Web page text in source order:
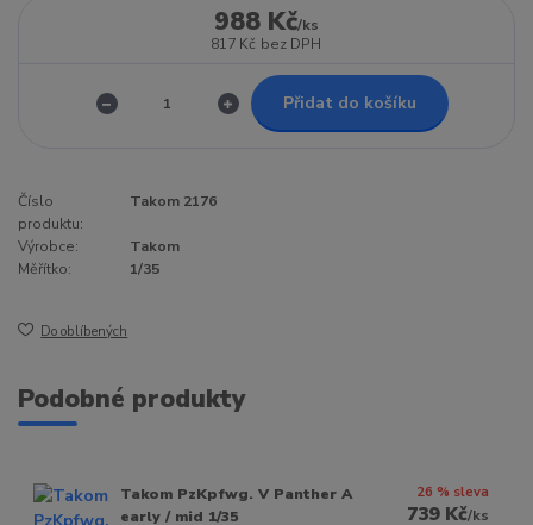
988 Kč/ks
817 Kč bez DPH
Přidat do košíku
Číslo
produktu:
Takom 2176
Výrobce:
Takom
Měřítko:
1/35
Do oblíbených
Podobné produkty
Takom PzKpfwg. V Panther A
early / mid 1/35
26 % sleva
739 Kč/ks